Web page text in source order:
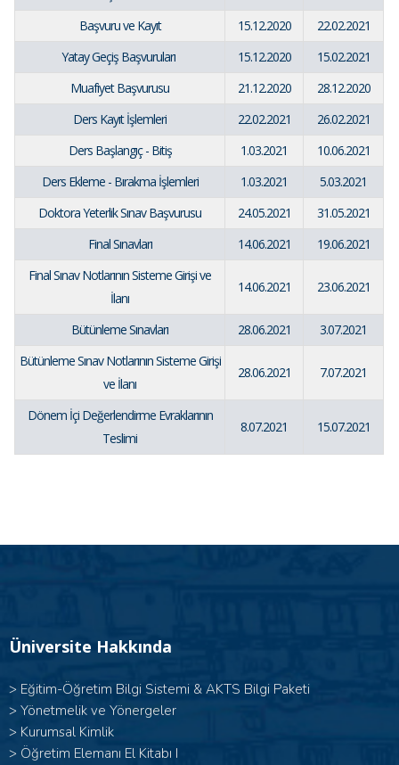
Başvuru ve Kayıt
15.12.2020
22.02.2021
Yatay Geçiş Başvuruları
15.12.2020
15.02.2021
Muafiyet Başvurusu
21.12.2020
28.12.2020
Ders Kayıt İşlemleri
22.02.2021
26.02.2021
Ders Başlangıç - Bitiş
1.03.2021
10.06.2021
Ders Ekleme - Bırakma İşlemleri
1.03.2021
5.03.2021
Doktora Yeterlik Sınav Başvurusu
24.05.2021
31.05.2021
Final Sınavları
14.06.2021
19.06.2021
Final Sınav Notlarının Sisteme Girişi ve
İlanı
14.06.2021 23.06.2021
Bütünleme Sınavları 28.06.2021
3.07.2021
Bütünleme Sınav Notlarının Sisteme Girişi
ve İlanı
28.06.2021 7.07.2021
Dönem İçi Değerlendirme Evraklarının
Teslimi
8.07.2021 15.07.2021
Üniversite Hakkında
> Eğitim-Öğretim Bilgi Sistemi & AKTS Bilgi Paketi
> Yönetmelik ve Yönergeler
> Kurumsal Kimlik
> Öğretim Elemanı El Kitabı I